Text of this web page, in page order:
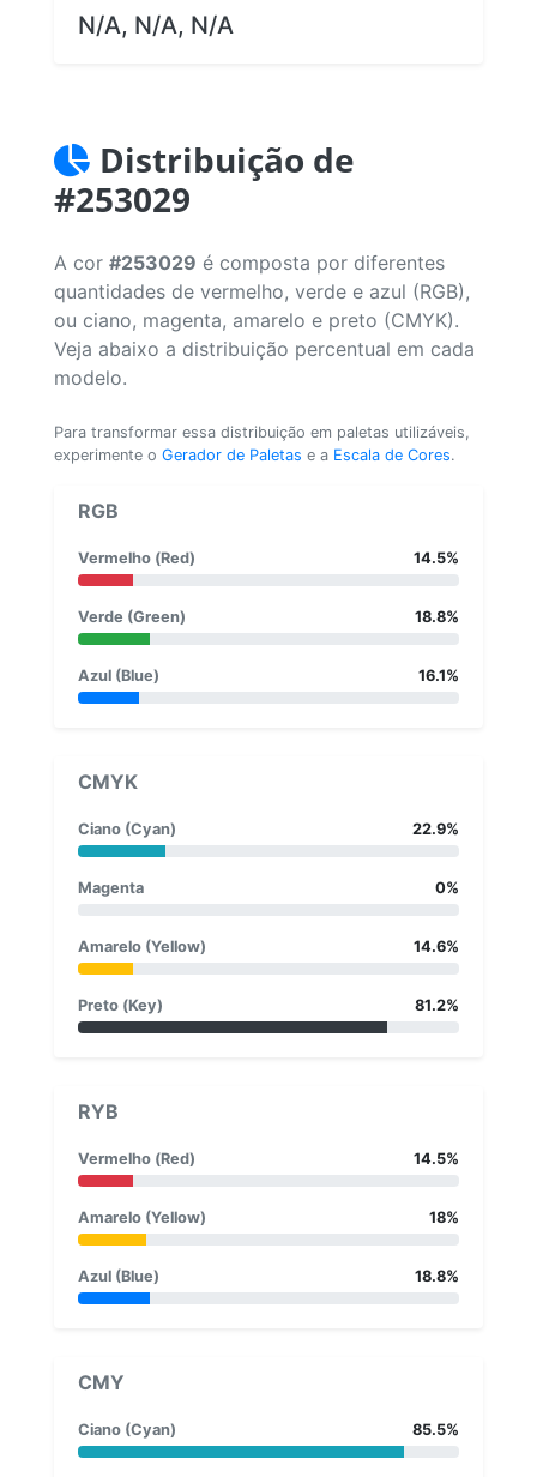
N/A, N/A, N/A
Distribuição de
#253029
A cor #253029 é composta por diferentes
quantidades de vermelho, verde e azul (RGB),
ou ciano, magenta, amarelo e preto (CMYK).
Veja abaixo a distribuição percentual em cada
modelo.
Para transformar essa distribuição em paletas utilizáveis,
experimente o Gerador de Paletas e a Escala de Cores.
RGB
Vermelho (Red) 14.5%
Verde (Green) 18.8%
Azul (Blue) 16.1%
CMYK
Ciano (Cyan) 22.9%
Magenta 0%
Amarelo (Yellow) 14.6%
Preto (Key) 81.2%
RYB
Vermelho (Red) 14.5%
Amarelo (Yellow) 18%
Azul (Blue) 18.8%
CMY
Ciano (Cyan) 85.5%